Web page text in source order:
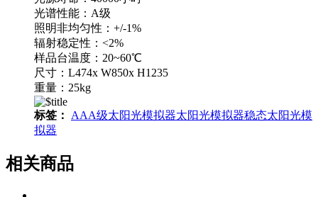
光谱性能：A级
照明非均匀性：+/-1%
辐射稳定性：<2%
样品台温度：20~60℃
尺寸：L474x W850x H1235
重量：25kg
标签： AAA级太阳光模拟器太阳光模拟器稳态太阳光模
拟器
相关商品